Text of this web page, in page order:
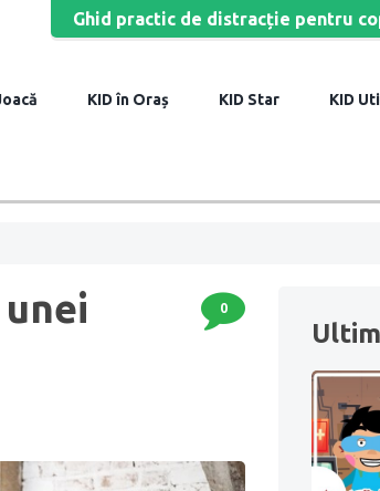
Ghid practic de distracție pentru
în Oraș Star
0